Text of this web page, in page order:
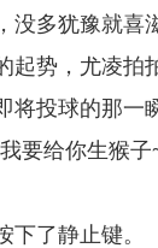
没多犹豫就喜
起势，尤凌拍
将投球的那一
要给你生猴子
下了静止键。